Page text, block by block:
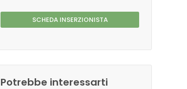
SCHEDA INSERZIONISTA
Potrebbe interessarti